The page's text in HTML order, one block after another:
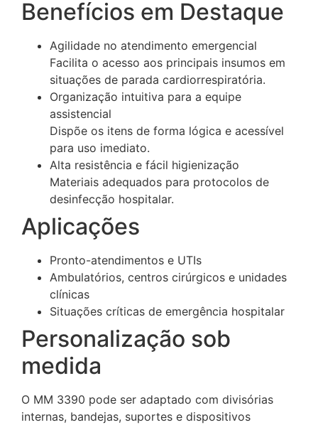
Benefícios em Destaque
Agilidade no atendimento emergencial
Facilita o acesso aos principais insumos em
situações de parada cardiorrespiratória.
Organização intuitiva para a equipe
assistencial
Dispõe os itens de forma lógica e acessível
para uso imediato.
Alta resistência e fácil higienização
Materiais adequados para protocolos de
desinfecção hospitalar.
Aplicações
Pronto-atendimentos e UTIs
Ambulatórios, centros cirúrgicos e unidades
clínicas
Situações críticas de emergência hospitalar
Personalização sob
medida
O MM 3390 pode ser adaptado com divisórias
internas, bandejas, suportes e dispositivos